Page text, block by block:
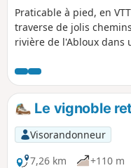
Praticable à pied, en
traverse de jolis
rivière de l'Abloux dans
Le vignoble
Visorandonneur
7,26 km
+110 m